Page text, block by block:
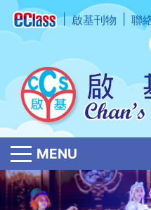
啟基刊物 聯
MENU